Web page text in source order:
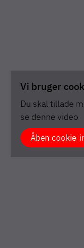
Vi bruger
Du skal tillade
se denne video
Åben cookie-